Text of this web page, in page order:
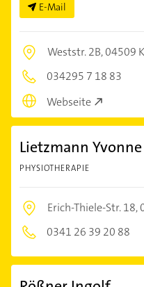
E-Mail
Weststr. 2B,04509
034295 7 18 83
Webseite
Lietzmann
PHYSIOTHERAPIE
Erich-Thiele-Str. 18,
0341 26 39 20 88